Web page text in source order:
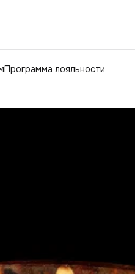
Программа лояльности